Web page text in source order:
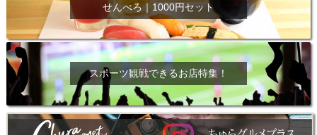
せんべろ｜1000円セット
スポーツ観戦できるお店特集！